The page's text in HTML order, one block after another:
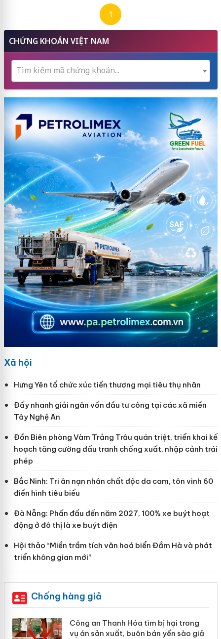
1
CHỨNG KHOÁN VIỆT NAM
Tìm kiếm mã chứng khoán...
Xã hội
Hưng Yên tổ chức xúc tiến thương mại tiêu thụ nhãn
Đẩy nhanh giải ngân vốn đầu tư công tại các xã miền
Tây Nghệ An
Đồn Biên phòng Vàm Trảng Trâu quán triệt, triển khai kế
hoạch tăng cường đấu tranh chống xuất, nhập cảnh trái
phép
Bắc Ninh: Tri ân nạn nhân chất độc da cam, tôn vinh 60
điển hình tiêu biểu
Đà Nẵng: Phấn đấu đến năm 2027, 100% xe buýt hoạt
động ở đô thị là xe buýt điện
Hội thảo “Miền trầm tích văn hoá biển Đầm Hà và phát
triển không gian mới”
Chống hàng giả
Công an Thanh Hóa tìm bị hại trong
vụ án sản xuất, buôn bán yến sào giả